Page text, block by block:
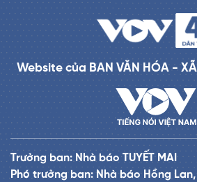
Website của BAN VĂN HÓA -
Trưởng ban: Nhà báo TUYẾT MAI
Phó trưởng ban: Nhà báo Hồng